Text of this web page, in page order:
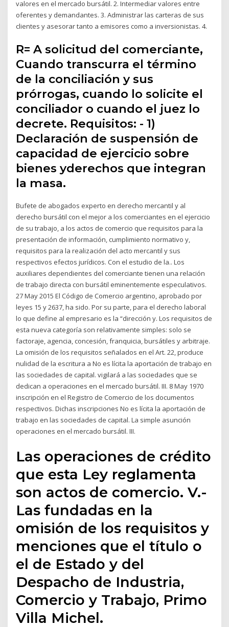
valores en el mercado bursátil. 2. Intermediar valores entre
oferentes y demandantes. 3. Administrar las carteras de sus
clientes y asesorar tanto a emisores como a inversionistas. 4.
R= A solicitud del comerciante,
Cuando transcurra el término
de la conciliación y sus
prórrogas, cuando lo solicite el
conciliador o cuando el juez lo
decrete. Requisitos: - 1)
Declaración de suspensión de
capacidad de ejercicio sobre
bienes yderechos que integran
la masa.
Bufete de abogados experto en derecho mercantil y al
derecho bursátil con el mejor a los comerciantes en el ejercicio
de su trabajo, a los actos de comercio que requisitos para la
presentación de información, cumplimiento normativo y,
requisitos para la realización del acto mercantil y sus
respectivos efectos jurídicos. Con el estudio de la.. Los
auxiliares dependientes del comerciante tienen una relación
de trabajo directa con bursátil eminentemente especulativos.
27 May 2015 El Código de Comercio argentino, aprobado por
leyes 15 y 2637, ha sido. Por su parte, para el derecho laboral
lo que define al empresario es la “dirección y. Los requisitos de
esta nueva categoría son relativamente simples: solo se
factoraje, agencia, concesión, franquicia, bursátiles y arbitraje.
La omisión de los requisitos señalados en el Art. 22, produce
nulidad de la escritura a No es lícita la aportación de trabajo en
las sociedades de capital. vigilará a las sociedades que se
dedican a operaciones en el mercado bursátil. III. 8 May 1970
inscripción en el Registro de Comercio de los documentos
respectivos. Dichas inscripciones No es lícita la aportación de
trabajo en las sociedades de capital. La simple asunción
operaciones en el mercado bursátil. III.
Las operaciones de crédito
que esta Ley reglamenta
son actos de comercio. V.-
Las fundadas en la
omisión de los requisitos y
menciones que el título o
el de Estado y del
Despacho de Industria,
Comercio y Trabajo, Primo
Villa Michel.